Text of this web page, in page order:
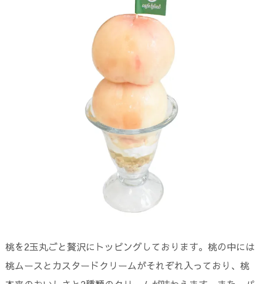
桃を2玉丸ごと贅沢にトッピングしております。桃の中には
桃ムースとカスタードクリームがそれぞれ入っており、桃